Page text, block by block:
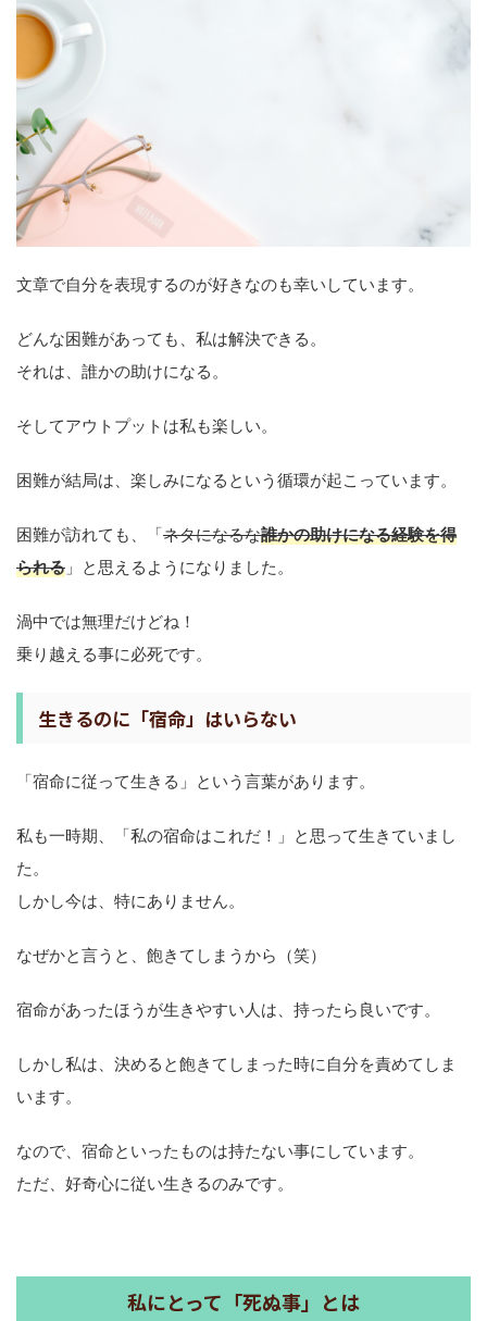
文章で自分を表現するのが好きなのも幸いしています。
どんな困難があっても、私は解決できる。
それは、誰かの助けになる。
そしてアウトプットは私も楽しい。
困難が結局は、楽しみになるという循環が起こっています。
困難が訪れても、「ネタになるな誰かの助けになる経験を得
られる 」と思えるようになりました。
渦中では無理だけどね！
乗り越える事に必死です。
生きるのに「宿命」はいらない
「宿命に従って生きる」という言葉があります。
私も一時期、「私の宿命はこれだ！」と思って生きていまし
た。
しかし今は、特にありません。
なぜかと言うと、飽きてしまうから（笑）
宿命があったほうが生きやすい人は、持ったら良いです。
しかし私は、決めると飽きてしまった時に自分を責めてしま
います。
なので、宿命といったものは持たない事にしています。
ただ、好奇心に従い生きるのみです。
私にとって「死ぬ事」とは